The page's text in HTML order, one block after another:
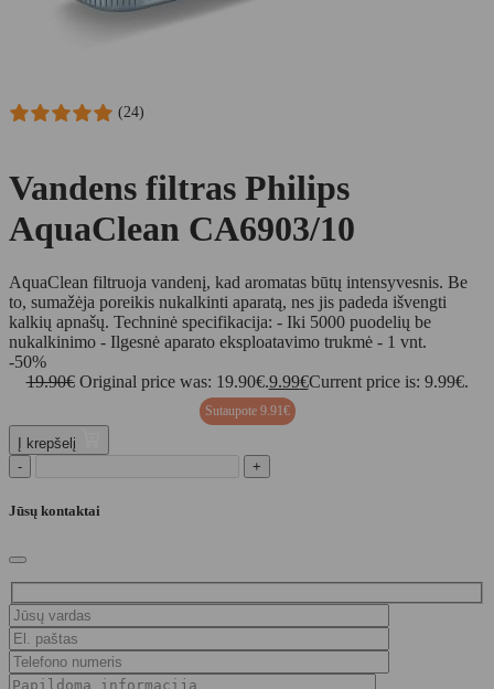
(24)
Vandens filtras Philips
AquaClean CA6903/10
AquaClean filtruoja vandenį, kad aromatas būtų intensyvesnis. Be
to, sumažėja poreikis nukalkinti aparatą, nes jis padeda išvengti
kalkių apnašų. Techninė specifikacija: - Iki 5000 puodelių be
nukalkinimo - Ilgesnė aparato eksploatavimo trukmė - 1 vnt.
-50%
19.90€ Original price was: 19.90€.9.99€Current price is: 9.99€.
Sutaupote 9.91€
Į krepšelį
-
+
Jūsų kontaktai